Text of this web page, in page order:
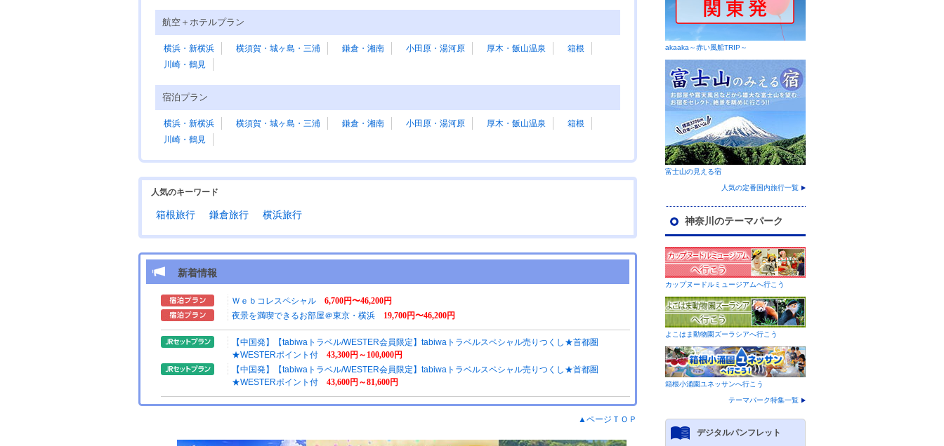
航空＋ホテルプラン
横浜・新横浜 横須賀・城ヶ島・三浦 鎌倉・湘南 小田原・湯河原 厚木・飯山温泉
箱根
川崎・鶴見
宿泊プラン
横浜・新横浜 横須賀・城ヶ島・三浦 鎌倉・湘南 小田原・湯河原 厚木・飯山温泉
箱根
川崎・鶴見
人気のキーワード
箱根旅行 鎌倉旅行 横浜旅行
新着情報
Ｗｅｂコレスペシャル
6,700円〜46,200円
夜景を満喫できるお部屋＠東京・横浜
19,700円〜46,200円
【中国発】【tabiwaトラベル/WESTER会員限定】tabiwaトラベルスペシャル売りつくし★首都圏
★WESTERポイント付
43,300円～100,000円
【中国発】【tabiwaトラベル/WESTER会員限定】tabiwaトラベルスペシャル売りつくし★首都圏
★WESTERポイント付
43,600円～81,600円
▲ページＴＯＰ
akaaka～赤い風船TRIP～
富士山の見える宿
人気の定番国内旅行一覧
神奈川のテーマパーク
カップヌードルミュージアムへ行こう
よこはま動物園ズーラシアへ行こう
箱根小涌園ユネッサンへ行こう
テーマパーク特集一覧
デジタルパンフレット